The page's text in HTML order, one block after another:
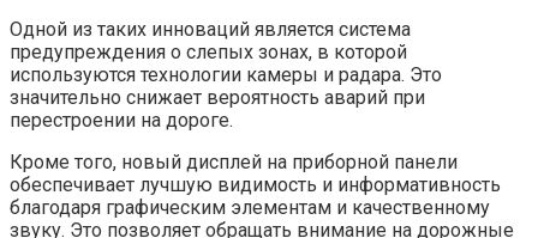
Одной из таких инноваций является система
предупреждения о слепых зонах, в которой
используются технологии камеры и радара. Это
значительно снижает вероятность аварий при
перестроении на дороге.
Кроме того, новый дисплей на приборной панели
обеспечивает лучшую видимость и информативность
благодаря графическим элементам и качественному
звуку. Это позволяет обращать внимание на дорожные